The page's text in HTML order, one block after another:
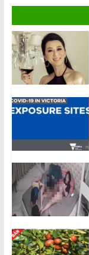
August 7, 2026